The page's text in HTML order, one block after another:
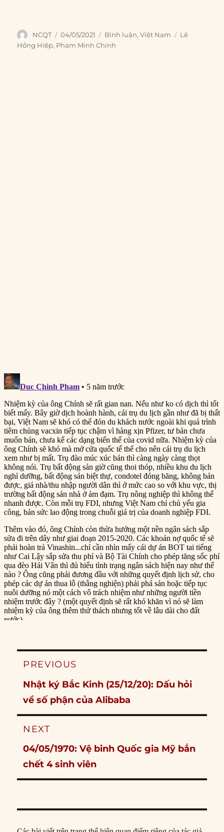
Author
NCQT
Posted
on
04/05/2021 Categories
Bình luận,Việt Nam Tags
Lê
Hồng Hiệp, Phạm Minh Chính
Post
PREVIOUS
Previous
post:
Nhật ký Bắc Kinh (25/12/20): Dấu hỏi
về số phận của Alibaba
NEXT
Next
post:
04/05/1970: Vệ binh Quốc gia Mỹ bắn
chết 4 sinh viên